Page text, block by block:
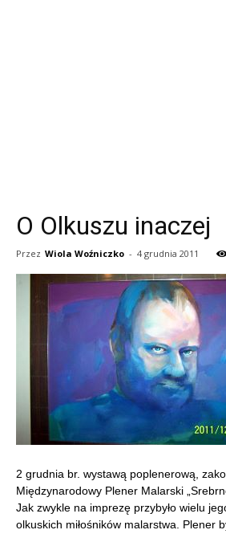
O Olkuszu inaczej
Przez Wiola Woźniczko - 4 grudnia 2011
2 grudnia br. wystawą poplenerową,
Międzynarodowy Plener Malarski
Jak zwykle na imprezę przybyło wielu
olkuskich miłośników malarstwa. Plener